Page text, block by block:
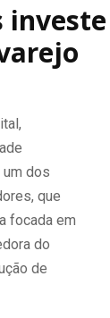
dos
que
focada em
do
de